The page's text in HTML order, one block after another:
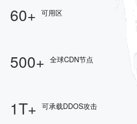
60+ 可用区
500+ 全球CDN节点
1T+ 可承载DDOS攻击